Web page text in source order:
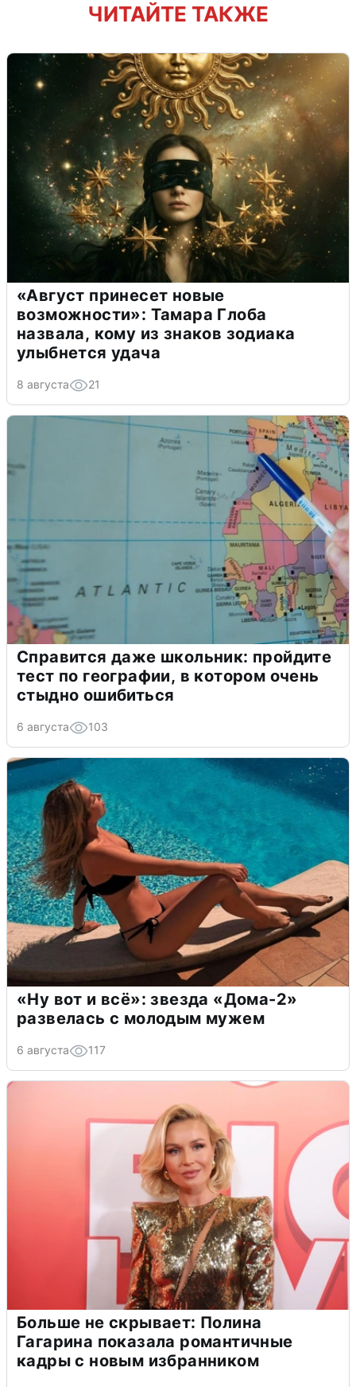
ЧИТАЙТЕ ТАКЖЕ
«Август принесет новые
возможности»: Тамара Глоба
назвала, кому из знаков зодиака
улыбнется удача
8 августа 21
Справится даже школьник: пройдите
тест по географии, в котором очень
стыдно ошибиться
6 августа 103
«Ну вот и всё»: звезда «Дома-2»
развелась с молодым мужем
6 августа 117
Больше не скрывает: Полина
Гагарина показала романтичные
кадры с новым избранником